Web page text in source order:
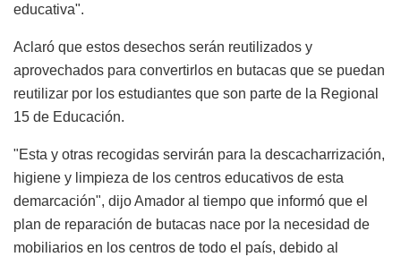
educativa".
Aclaró que estos desechos serán reutilizados y
aprovechados para convertirlos en butacas que se puedan
reutilizar por los estudiantes que son parte de la Regional
15 de Educación.
"Esta y otras recogidas servirán para la descacharrización,
higiene y limpieza de los centros educativos de esta
demarcación", dijo Amador al tiempo que informó que el
plan de reparación de butacas nace por la necesidad de
mobiliarios en los centros de todo el país, debido al